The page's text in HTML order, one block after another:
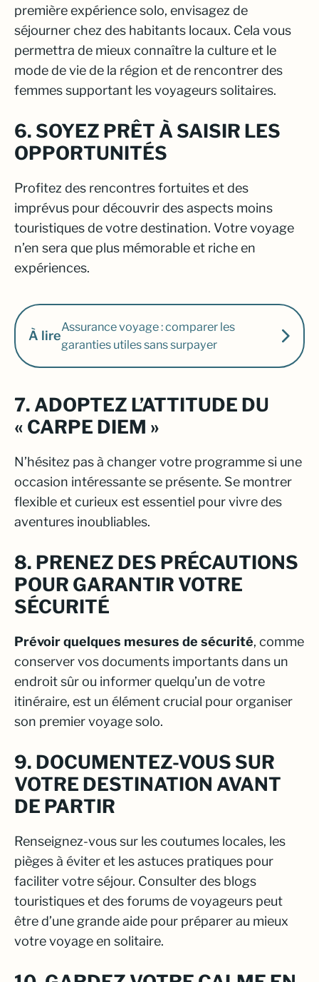
première expérience solo, envisagez de
séjourner chez des habitants locaux. Cela vous
permettra de mieux connaître la culture et le
mode de vie de la région et de rencontrer des
femmes supportant les voyageurs solitaires.
6. SOYEZ PRÊT À SAISIR LES
OPPORTUNITÉS
Profitez des rencontres fortuites et des
imprévus pour découvrir des aspects moins
touristiques de votre destination. Votre voyage
n’en sera que plus mémorable et riche en
expériences.
À lire
Assurance voyage : comparer les
garanties utiles sans surpayer
7. ADOPTEZ L’ATTITUDE DU
« CARPE DIEM »
N’hésitez pas à changer votre programme si une
occasion intéressante se présente. Se montrer
flexible et curieux est essentiel pour vivre des
aventures inoubliables.
8. PRENEZ DES PRÉCAUTIONS
POUR GARANTIR VOTRE
SÉCURITÉ
Prévoir quelques mesures de sécurité, comme
conserver vos documents importants dans un
endroit sûr ou informer quelqu’un de votre
itinéraire, est un élément crucial pour organiser
son premier voyage solo.
9. DOCUMENTEZ-VOUS SUR
VOTRE DESTINATION AVANT
DE PARTIR
Renseignez-vous sur les coutumes locales, les
pièges à éviter et les astuces pratiques pour
faciliter votre séjour. Consulter des blogs
touristiques et des forums de voyageurs peut
être d’une grande aide pour préparer au mieux
votre voyage en solitaire.